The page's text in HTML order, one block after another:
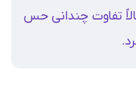
تفاوت چندانی حس